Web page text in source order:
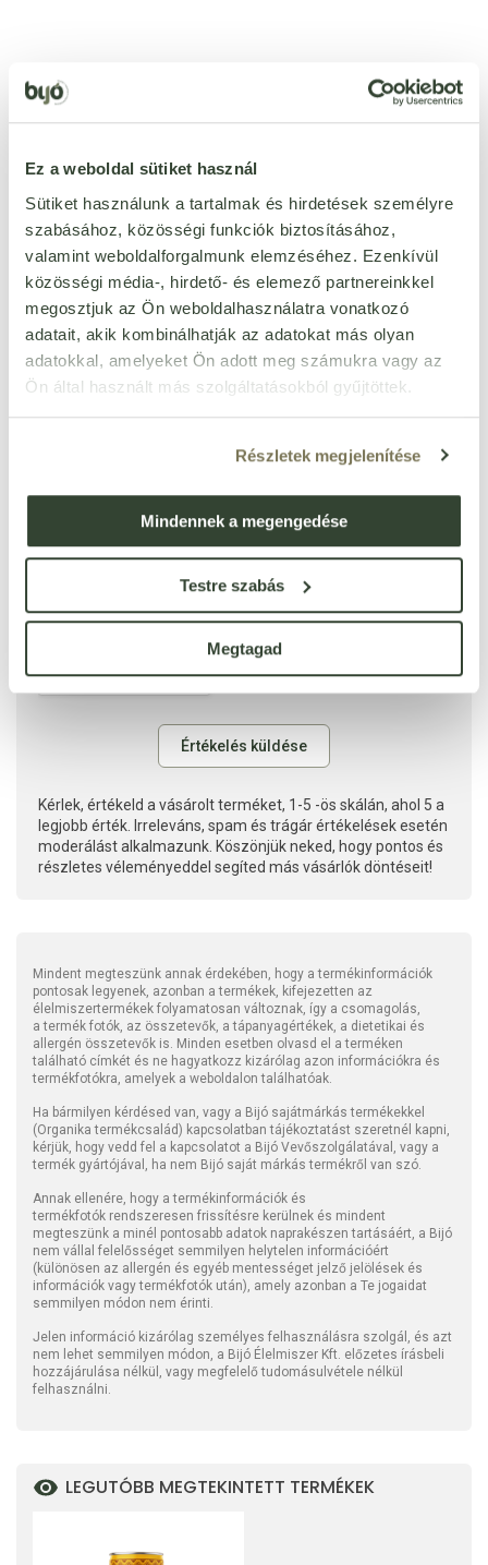
Ez a weboldal sütiket használ
Sütiket használunk a tartalmak és hirdetések személyre
szabásához, közösségi funkciók biztosításához,
valamint weboldalforgalmunk elemzéséhez. Ezenkívül
közösségi média-, hirdető- és elemező partnereinkkel
megosztjuk az Ön weboldalhasználatra vonatkozó
adatait, akik kombinálhatják az adatokat más olyan
adatokkal, amelyeket Ön adott meg számukra vagy az
Ön által használt más szolgáltatásokból gyűjtöttek.
Részletek megjelenítése
Mindennek a megengedése
Testre szabás
Megtagad
Ezt a terméket még senki nem értékelte. Legyél Te az
ÉRTÉKELÉST ÍROK
Ennyi csillagot adok
Kérlek, értékeld a vásárolt terméket, 1-5 -ös skálán, ahol 5 a
legjobb érték. Irreleváns, spam és trágár értékelések esetén
moderálást alkalmazunk. Köszönjük neked, hogy pontos és
részletes véleményeddel segíted más vásárlók döntéseit!
Mindent megteszünk annak érdekében, hogy a termékinformációk
pontosak legyenek, azonban a termékek, kifejezetten az
élelmiszertermékek folyamatosan változnak, így a csomagolás,
a termék fotók, az összetevők, a tápanyagértékek, a dietetikai és
allergén összetevők is. Minden esetben olvasd el a terméken
található címkét és ne hagyatkozz kizárólag azon információkra és
termékfotókra, amelyek a weboldalon találhatóak.
Ha bármilyen kérdésed van, vagy a Bijó sajátmárkás termékekkel
(Organika termékcsalád) kapcsolatban tájékoztatást szeretnél kapni,
kérjük, hogy vedd fel a kapcsolatot a Bijó Vevőszolgálatával, vagy a
termék gyártójával, ha nem Bijó saját márkás termékről van szó.
Annak ellenére, hogy a termékinformációk és
termékfotók rendszeresen frissítésre kerülnek és mindent
megteszünk a minél pontosabb adatok naprakészen tartásáért, a Bijó
nem vállal felelősséget semmilyen helytelen információért
(különösen az allergén és egyéb mentességet jelző jelölések és
információk vagy termékfotók után), amely azonban a Te jogaidat
semmilyen módon nem érinti.
Jelen információ kizárólag személyes felhasználásra szolgál, és azt
nem lehet semmilyen módon, a Bijó Élelmiszer Kft. előzetes írásbeli
hozzájárulása nélkül, vagy megfelelő tudomásulvétele nélkül
felhasználni.
LEGUTÓBB MEGTEKINTETT TERMÉKEK